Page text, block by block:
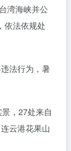
湾海峡并公
依法依规处
法行为，暑
，27处来自
云港花果山